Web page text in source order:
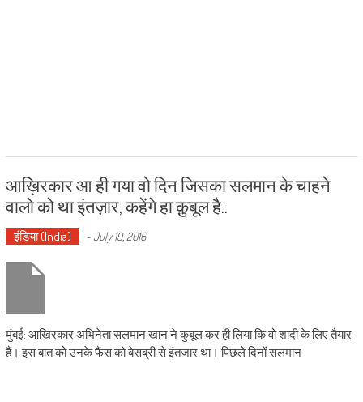
आख़िरकार आ ही गया वो दिन जिसका सलमान के चाहने
वालो को था इंतज़ार, कहेंगे हा क़ुबूल है..
इंडिया (India) -July 19, 2016
मुंबई: आखिरकार अभिनेता सलमान खान ने कुबूल कर ही लिया कि वो शादी के लिए तैयार
हैं। इस बात को उनके फैंस को बेसब्री से इंतजार था। पिछले दिनों सलमान